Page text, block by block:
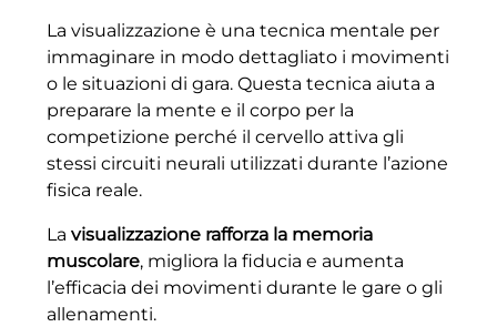
La visualizzazione è una tecnica mentale per
immaginare in modo dettagliato i movimenti
o le situazioni di gara. Questa tecnica aiuta a
preparare la mente e il corpo per la
competizione perché il cervello attiva gli
stessi circuiti neurali utilizzati durante l’azione
fisica reale.
La visualizzazione rafforza la memoria
muscolare, migliora la fiducia e aumenta
l’efficacia dei movimenti durante le gare o gli
allenamenti.